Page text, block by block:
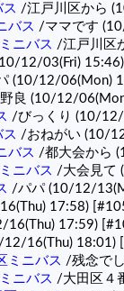
/江戸川区から
バス /ママです
ニバス /江戸川区
12/03(Fri) 15:46)
(10/12/06(Mon)
良 (10/12/
/びっくり (10/12/
/おねがい (10/
バス /都大会から
ニバス /大会見て
/パパ (10/12/
17:58)
16(Thu) 17:59)
16(Thu) 18:01)
ミニバス /残念で
ニバス /大田区４